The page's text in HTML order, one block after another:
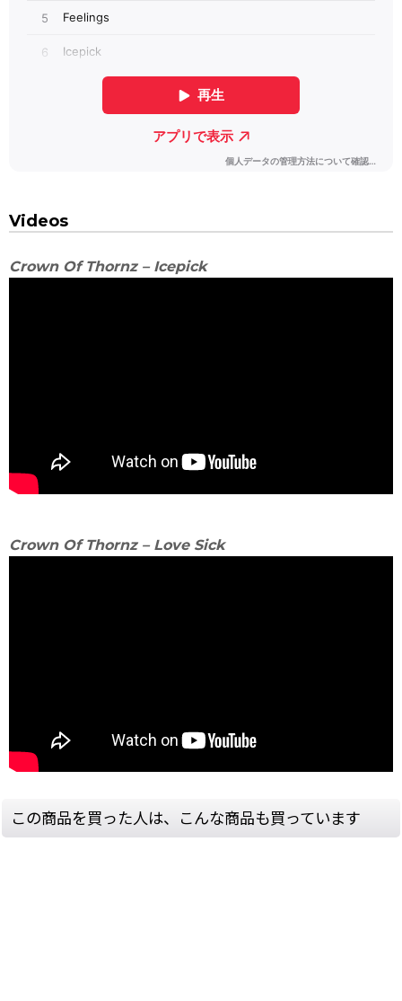
Videos
Crown Of Thornz – Icepick
Crown Of Thornz – Love Sick
この商品を買った人は、こんな商品も買っています